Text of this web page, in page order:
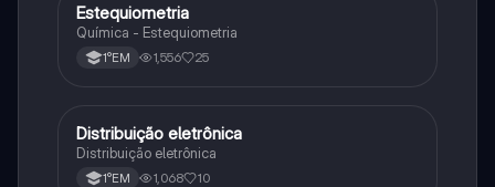
Química
Estequiometria
Química - Estequiometria
1°EM 1,556 25
Química
Distribuição eletrônica
Distribuição eletrônica
1°EM 1,068 10